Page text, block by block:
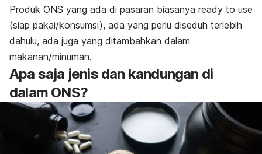
Produk ONS yang ada di pasaran biasanya ready to use
(siap pakai/konsumsi), ada yang perlu diseduh terlebih
dahulu, ada juga yang ditambahkan dalam
makanan/minuman.
Apa saja jenis dan kandungan di
dalam ONS?